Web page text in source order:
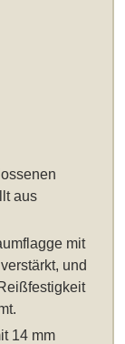
aus
mit
und
14 mm